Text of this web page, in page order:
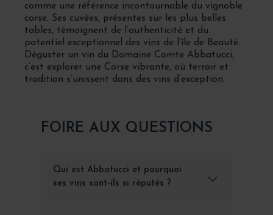
comme une référence incontournable du vignoble
corse. Ses cuvées, présentes sur les plus belles
tables, témoignent de l’authenticité et du
potentiel exceptionnel des vins de l’île de Beauté.
Déguster un vin du Domaine Comte Abbatucci,
c’est explorer une Corse vibrante, où terroir et
tradition s’unissent dans des vins d’exception.
FOIRE AUX QUESTIONS
Qui est Abbatucci et pourquoi
ses vins sont-ils si réputés ?